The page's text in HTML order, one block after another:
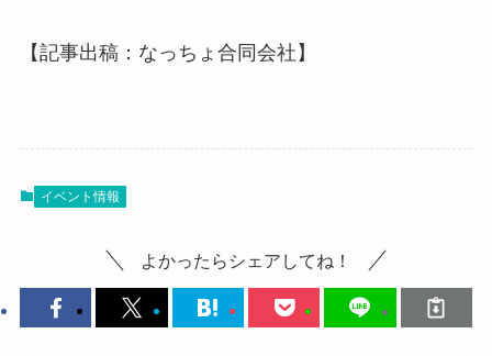
【記事出稿：なっちょ合同会社】
イベント情報
よかったらシェアしてね！